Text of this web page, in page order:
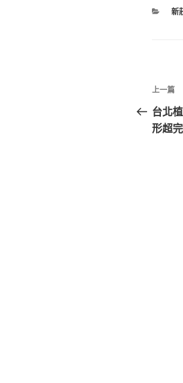
分
新
文
章
導
上
一
篇
上一篇
台北
形超